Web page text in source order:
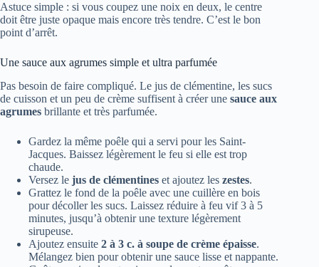
Astuce simple : si vous coupez une noix en deux, le centre
doit être juste opaque mais encore très tendre. C’est le bon
point d’arrêt.
Une sauce aux agrumes simple et ultra parfumée
Pas besoin de faire compliqué. Le jus de clémentine, les sucs
de cuisson et un peu de crème suffisent à créer une sauce aux
agrumes brillante et très parfumée.
Gardez la même poêle qui a servi pour les Saint-
Jacques. Baissez légèrement le feu si elle est trop
chaude.
Versez le jus de clémentines et ajoutez les zestes.
Grattez le fond de la poêle avec une cuillère en bois
pour décoller les sucs. Laissez réduire à feu vif 3 à 5
minutes, jusqu’à obtenir une texture légèrement
sirupeuse.
Ajoutez ensuite 2 à 3 c. à soupe de crème épaisse.
Mélangez bien pour obtenir une sauce lisse et nappante.